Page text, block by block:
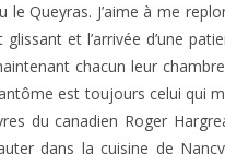
le Queyras. J’aime à me
glissant et l’arrivée d’une
chacun leur
est toujours celui qui
du canadien Roger
dans la cuisine de